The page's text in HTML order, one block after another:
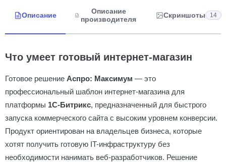
Описание
Описание
производителя
Скриншоты 14
Что умеет готовый интернет-магазин
Готовое решение Аспро: Максимум — это
профессиональный шаблон интернет-магазина для
платформы 1С-Битрикс, предназначенный для быстрого
запуска коммерческого сайта с высоким уровнем конверсии.
Продукт ориентирован на владельцев бизнеса, которые
хотят получить готовую IT-инфраструктуру без
необходимости нанимать веб-разработчиков. Решение